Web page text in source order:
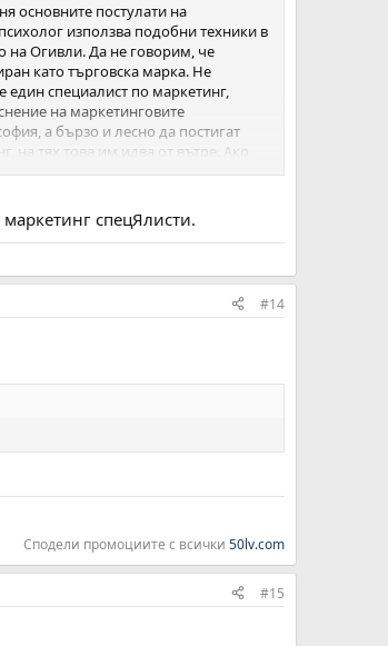
основните постулати на
използва подобни техники в
на Огивли. Да не говорим, че
като търговска марка. Не
специалист по маркетинг,
на маркетинговите
а бързо и лесно да постигат
на тях това им идва от вътре. Ако
забележителни резултати.
спецЯлисти.
#14
Сподели промоциите с всички 50lv.com
#15